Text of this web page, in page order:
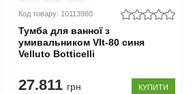
Код товару: 10113980
Тумба для ванної з
умивальником Vlt-80 синя
Velluto Botticelli
27.811 грн КУПИТИ